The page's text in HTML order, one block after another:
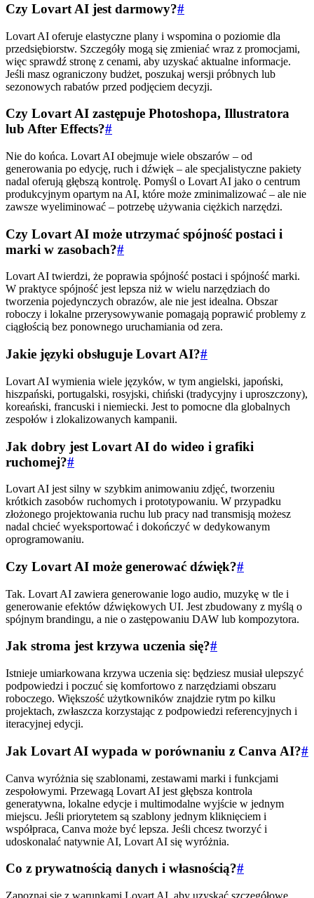
Czy Lovart AI jest darmowy?#
Lovart AI oferuje elastyczne plany i wspomina o poziomie dla
przedsiębiorstw. Szczegóły mogą się zmieniać wraz z promocjami,
więc sprawdź stronę z cenami, aby uzyskać aktualne informacje.
Jeśli masz ograniczony budżet, poszukaj wersji próbnych lub
sezonowych rabatów przed podjęciem decyzji.
Czy Lovart AI zastępuje Photoshopa, Illustratora
lub After Effects?#
Nie do końca. Lovart AI obejmuje wiele obszarów – od
generowania po edycję, ruch i dźwięk – ale specjalistyczne pakiety
nadal oferują głębszą kontrolę. Pomyśl o Lovart AI jako o centrum
produkcyjnym opartym na AI, które może zminimalizować – ale nie
zawsze wyeliminować – potrzebę używania ciężkich narzędzi.
Czy Lovart AI może utrzymać spójność postaci i
marki w zasobach?#
Lovart AI twierdzi, że poprawia spójność postaci i spójność marki.
W praktyce spójność jest lepsza niż w wielu narzędziach do
tworzenia pojedynczych obrazów, ale nie jest idealna. Obszar
roboczy i lokalne przerysowywanie pomagają poprawić problemy z
ciągłością bez ponownego uruchamiania od zera.
Jakie języki obsługuje Lovart AI?#
Lovart AI wymienia wiele języków, w tym angielski, japoński,
hiszpański, portugalski, rosyjski, chiński (tradycyjny i uproszczony),
koreański, francuski i niemiecki. Jest to pomocne dla globalnych
zespołów i zlokalizowanych kampanii.
Jak dobry jest Lovart AI do wideo i grafiki
ruchomej?#
Lovart AI jest silny w szybkim animowaniu zdjęć, tworzeniu
krótkich zasobów ruchomych i prototypowaniu. W przypadku
złożonego projektowania ruchu lub pracy nad transmisją możesz
nadal chcieć wyeksportować i dokończyć w dedykowanym
oprogramowaniu.
Czy Lovart AI może generować dźwięk?#
Tak. Lovart AI zawiera generowanie logo audio, muzykę w tle i
generowanie efektów dźwiękowych UI. Jest zbudowany z myślą o
spójnym brandingu, a nie o zastępowaniu DAW lub kompozytora.
Jak stroma jest krzywa uczenia się?#
Istnieje umiarkowana krzywa uczenia się: będziesz musiał ulepszyć
podpowiedzi i poczuć się komfortowo z narzędziami obszaru
roboczego. Większość użytkowników znajdzie rytm po kilku
projektach, zwłaszcza korzystając z podpowiedzi referencyjnych i
iteracyjnej edycji.
Jak Lovart AI wypada w porównaniu z Canva AI?#
Canva wyróżnia się szablonami, zestawami marki i funkcjami
zespołowymi. Przewagą Lovart AI jest głębsza kontrola
generatywna, lokalne edycje i multimodalne wyjście w jednym
miejscu. Jeśli priorytetem są szablony jednym kliknięciem i
współpraca, Canva może być lepsza. Jeśli chcesz tworzyć i
udoskonalać natywnie AI, Lovart AI się wyróżnia.
Co z prywatnością danych i własnością?#
Zapoznaj się z warunkami Lovart AI, aby uzyskać szczegółowe